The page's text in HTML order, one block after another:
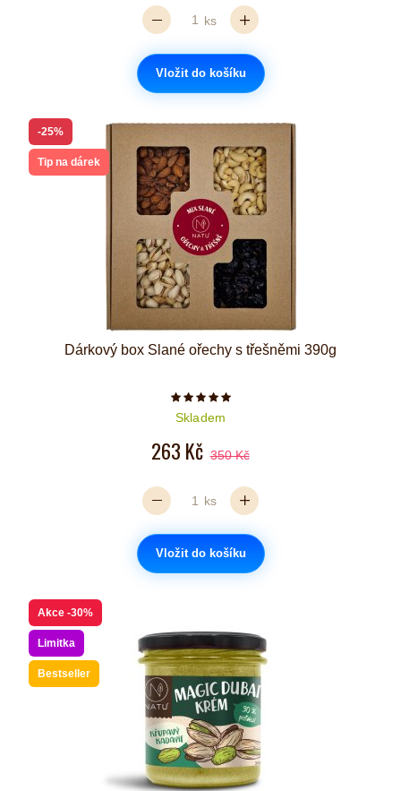
ks
Vložit do košíku
-25%
Tip na dárek
Dárkový box Slané ořechy s třešněmi 390g
Počet hvězdiček je 5 z 5
Skladem
263 Kč 350 Kč
ks
Vložit do košíku
Akce -30%
Limitka
Bestseller